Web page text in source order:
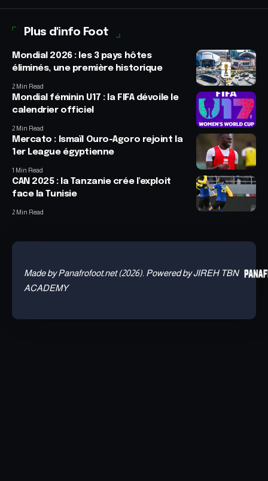
Plus d'info Foot
Mondial 2026 : les 3 pays hôtes
éliminés, une première historique
2 Min Read
Mondial féminin U17 : la FIFA dévoile le
calendrier officiel
2 Min Read
Mercato : Ismaïl Ouro-Agoro rejoint la
1er League égyptienne
1 Min Read
CAN 2025 : la Tanzanie crée l’exploit
face la Tunisie
2 Min Read
Made by Panafrofoot.net (2026). Powered by JIREH TBN
ACADEMY